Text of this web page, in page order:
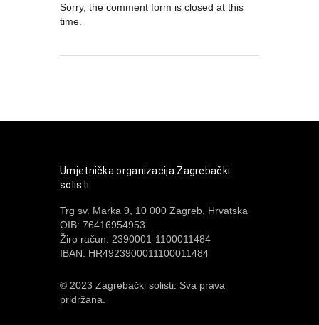
Sorry, the comment form is closed at this
time.
Umjetnička organizacija Zagrebački
solisti
Trg sv. Marka 9, 10 000 Zagreb, Hrvatska
OIB: 76416954953
Žiro račun: 2390001-1100011484
IBAN: HR4923900011100011484
© 2023 Zagrebački solisti. Sva prava
pridržana.